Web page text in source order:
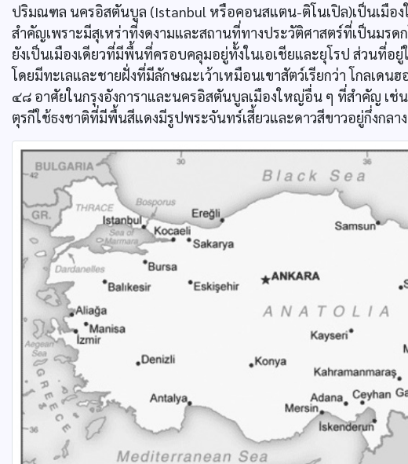
ปริมณฑล นครอิสตันบูล (Istanbul หรือคอนสแตน-ติโนเปิล)เป็นเมือ
สำคัญเพราะมีสุเหร่าที่งดงามและสถานที่ทางประวัติศาสตร์ที่เป็นมรด
ยังเป็นเมืองเดียวที่มีพื้นที่ครอบคลุมอยู่ทั้งในเอเชียและยุโรป ส่วนที่
โดยมีทะเลและชายฝั่งที่มีลักษณะเว้าเหมือนเขาสัตว์เรียกว่า โกลเดน
๔๘ อาศัยในกรุงอังการาและนครอิสตันบูลเมืองใหญ่อื่น ๆ ที่สำคัญ เช่น
ตุรกีใช้ธงชาติที่มีพื้นสีแดงมีรูปพระจันทร์เสี้ยวและดาวสีขาวอยู่กึ่งกลาง